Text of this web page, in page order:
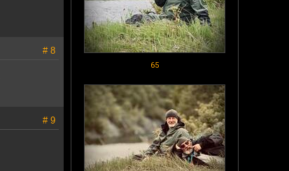
65
# 8
# 9